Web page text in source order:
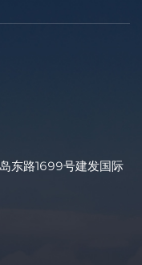
东路1699号建发国际